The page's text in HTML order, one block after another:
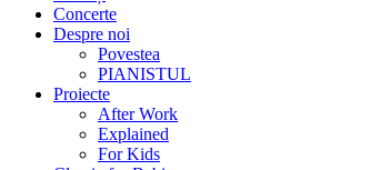
Concerte
Despre noi
Povestea
PIANISTUL
Proiecte
After Work
Explained
For Kids